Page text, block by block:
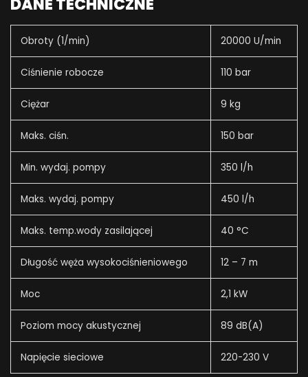
DANE TECHNICZNE
Obroty (1/min) 20000 U/min
Ciśnienie robocze 110 bar
Ciężar 9 kg
Maks. ciśn. 150 bar
Min. wydaj. pompy 350 l/h
Maks. wydaj. pompy 450 l/h
Maks. temp.wody zasilającej 40 °C
Długość węża wysokociśnieniowego 12 – 7 m
Moc 2,1 kW
Poziom mocy akustycznej 89 dB(A)
Napięcie sieciowe 220-230 V